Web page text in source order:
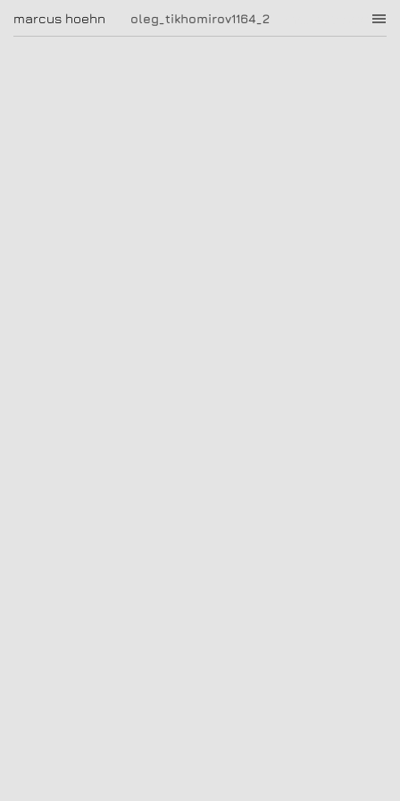
oleg_tikhomirov1164_2
marcus hoehn marcus hoehn
|